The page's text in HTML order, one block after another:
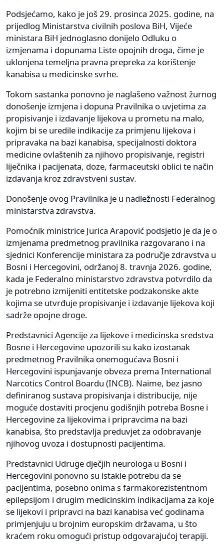
Podsjećamo, kako je još 29. prosinca 2025. godine, na
prijedlog Ministarstva civilnih poslova BiH, Vijeće
ministara BiH jednoglasno donijelo Odluku o
izmjenama i dopunama Liste opojnih droga, čime je
uklonjena temeljna pravna prepreka za korištenje
kanabisa u medicinske svrhe.
Tokom sastanka ponovno je naglašeno važnost žurnog
donošenje izmjena i dopuna Pravilnika o uvjetima za
propisivanje i izdavanje lijekova u prometu na malo,
kojim bi se uredile indikacije za primjenu lijekova i
pripravaka na bazi kanabisa, specijalnosti doktora
medicine ovlaštenih za njihovo propisivanje, registri
liječnika i pacijenata, doze, farmaceutski oblici te način
izdavanja kroz zdravstveni sustav.
Donošenje ovog Pravilnika je u nadležnosti Federalnog
ministarstva zdravstva.
Pomoćnik ministrice Jurica Arapović podsjetio je da je o
izmjenama predmetnog pravilnika razgovarano i na
sjednici Konferencije ministara za područje zdravstva u
Bosni i Hercegovini, održanoj 8. travnja 2026. godine,
kada je Federalno ministarstvo zdravstva potvrdilo da
je potrebno izmijeniti entitetske podzakonske akte
kojima se utvrđuje propisivanje i izdavanje lijekova koji
sadrže opojne droge.
Predstavnici Agencije za lijekove i medicinska sredstva
Bosne i Hercegovine upozorili su kako izostanak
predmetnog Pravilnika onemogućava Bosni i
Hercegovini ispunjavanje obveza prema International
Narcotics Control Boardu (INCB). Naime, bez jasno
definiranog sustava propisivanja i distribucije, nije
moguće dostaviti procjenu godišnjih potreba Bosne i
Hercegovine za lijekovima i pripravcima na bazi
kanabisa, što predstavlja preduvjet za odobravanje
njihovog uvoza i dostupnosti pacijentima.
Predstavnici Udruge dječjih neurologa u Bosni i
Hercegovini ponovno su istakle potrebu da se
pacijentima, posebno onima s farmakorezistentnom
epilepsijom i drugim medicinskim indikacijama za koje
se lijekovi i pripravci na bazi kanabisa već godinama
primjenjuju u brojnim europskim državama, u što
kraćem roku omogući pristup odgovarajućoj terapiji.